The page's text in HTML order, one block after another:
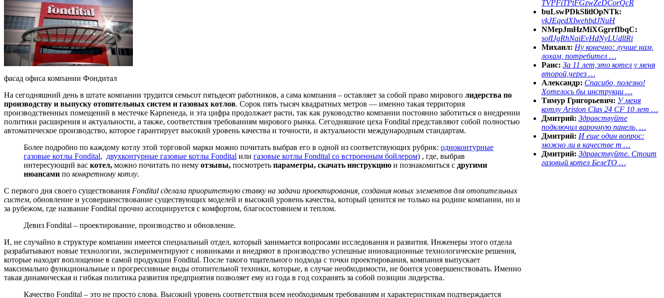
фасад офиса компании Фондитал
На сегодняшний день в штате компании трудится семьсот пятьдесят работников, а сама компания – оставляет за собой право мирового лидерства по
производству и выпуску отопительных систем и газовых котлов. Сорок пять тысяч квадратных метров — именно такая территория
производственных помещений в местечке Карпенеда, и эта цифра продолжает расти, так как руководство компании постоянно заботиться о внедрении
политики расширения и актуальности, а также, соответствия требованиям мирового рынка. Сегодняшние цеха Fondital представляют собой полностью
автоматическое производство, которое гарантирует высокий уровень качества и точности, и актуальности международным стандартам.
Более подробно по каждому котлу этой торговой марки можно почитать выбрав его в одной из соответствующих рубрик: одноконтурные
газовые котлы Fondital, двухконтурные газовые котлы Fondital или газовые котлы Fondital со встроенным бойлером) , где, выбрав
интересующий вас котел, можно почитать по нему отзывы, посмотреть параметры, скачать инструкцию и познакомиться с другими
нюансами по конкретному котлу.
С первого дня своего существования Fondital сделала приоритетную ставку на задачи проектирования, создания новых элементов для отопительных
систем, обновление и усовершенствование существующих моделей и высокий уровень качества, который ценится не только на родине компании, но и
за рубежом, где название Fondital прочно ассоциируется с комфортом, благосостоянием и теплом.
Девиз Fondital – проектирование, производство и обновление.
И, не случайно в структуре компании имеется специальный отдел, который занимается вопросами исследования и развития. Инженеры этого отдела
разрабатывают новые технологии, экспериментируют с новинками и внедряют в производство успешные инновационные технологические решения,
которые находят воплощение в самой продукции Fondital. После такого тщательного подхода с точки проектирования, компания выпускает
максимально функциональные и прогрессивные виды отопительной техники, которые, в случае необходимости, не боится усовершенствовать. Именно
такая динамическая и гибкая политика развития предприятия позволяет ему из года в год сохранять за собой позиции лидерства.
Качество Fondital – это не просто слова. Высокий уровень соответствия всем необходимым требованиям и характеристикам подтверждается
TVPFiTPtFGzwZeDCorQcR
buLswPDkSlitlOpNTk:
vkJEqedXIwehbdJNuH
NMepJmHzMiXGgrrfIbqC:
sofIJgRhNaiEvHdNyLUdllRi
Михаил: Ну конечно: лучше нам,
лохам, потребител …
Раис: За 11 лет,это котел у меня
второй,через …
Александр: Спасибо, полезно!
Хотелось бы инструкци …
Тимур Григорьевич: У меня
котлу Ariston Clas 24 CF 10 лет …
Дмитрий: Здравствуйте
подключил варочную панель, …
Дмитрий: И еще один вопрос:
можно ли в качестве т …
Дмитрий: Здравствуйте. Стоит
газовый котел БелеТО …